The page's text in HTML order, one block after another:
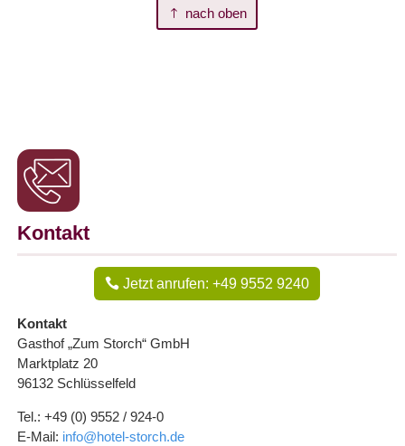
nach oben
Kontakt
Jetzt anrufen: +49 9552 9240
Kontakt
Gasthof „Zum Storch“ GmbH
Marktplatz 20
96132 Schlüsselfeld
Tel.: +49 (0) 9552 / 924-0
E-Mail: info@hotel-storch.de